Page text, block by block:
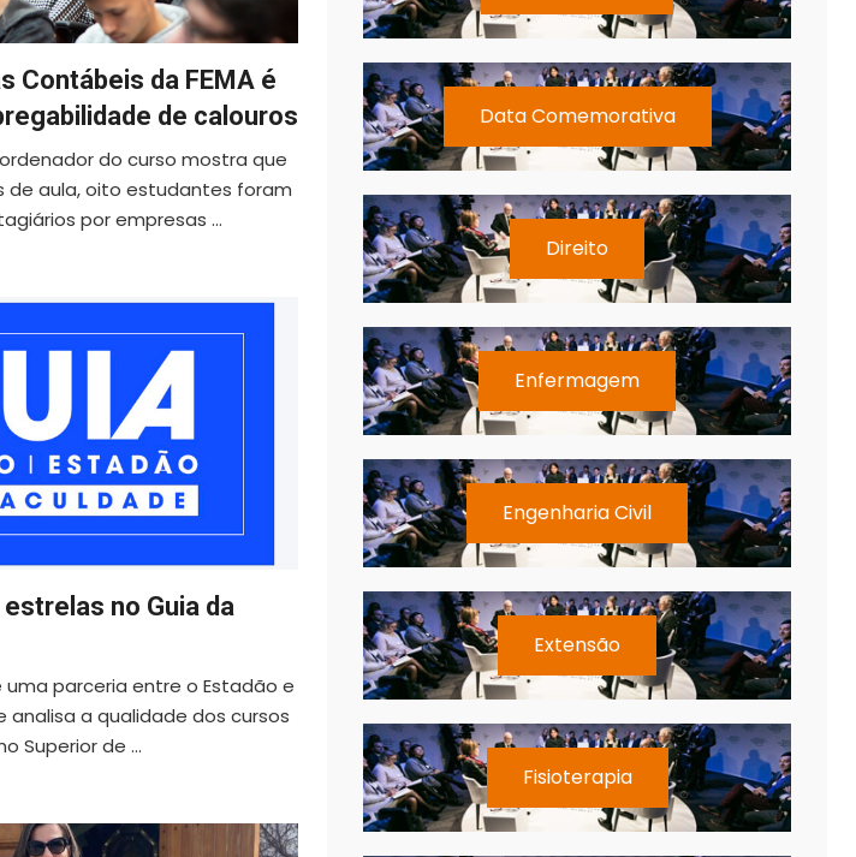
Contábeis da FEMA é
de calouros
do curso mostra que
de aula, oito estudantes foram
por empresas ...
no Guia da
uma parceria entre o Estadão e
analisa a qualidade dos cursos
Superior de ...
Data Comemorativa
Direito
Enfermagem
Engenharia Civil
Extensão
Fisioterapia